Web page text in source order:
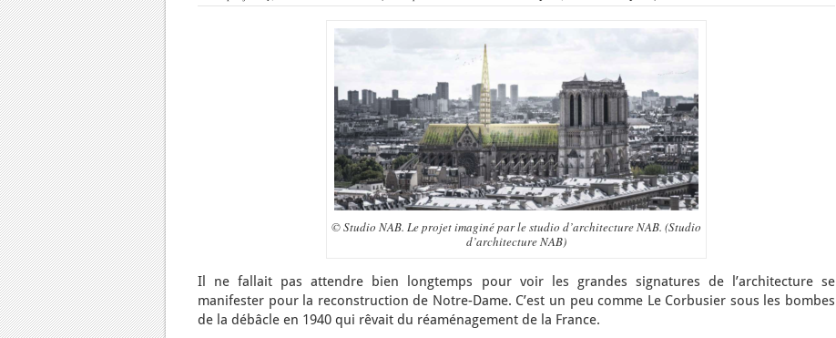
© Studio NAB. Le projet imaginé par le studio d’architecture NAB. (Studio
d’architecture NAB)
Il ne fallait pas attendre bien longtemps pour voir les grandes signatures de l’architecture se
manifester pour la reconstruction de Notre-Dame. C’est un peu comme Le Corbusier sous les bombes
de la débâcle en 1940 qui rêvait du réaménagement de la France.